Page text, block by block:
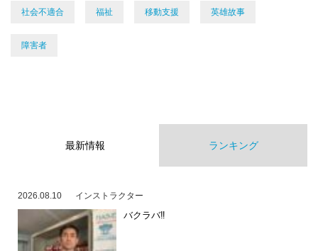
社会不適合 福祉 移動支援 英雄故事
障害者
最新情報 ランキング
2026.08.10 インストラクター
バクラバ‼️